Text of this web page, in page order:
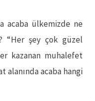
acaba ülkemizde ne
“Her şey çok güzel
kazanan muhalefet
alanında acaba hangi